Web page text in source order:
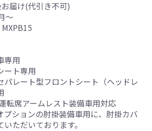
届け(代引き不可)
～
専用
ート専用
レート型フロントシート（ヘッドレ
席アームレスト装備車用対応
ションの肘掛装備車用に、肘掛カバ
ただいております。